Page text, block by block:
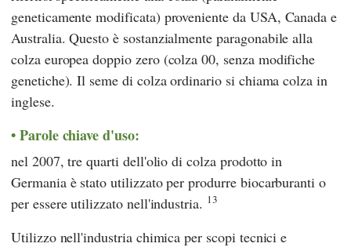
geneticamente modificata) proveniente da USA, Canada e
Australia. Questo è sostanzialmente paragonabile alla
colza europea doppio zero (colza 00, senza modifiche
genetiche). Il seme di colza ordinario si chiama colza in
inglese.
Parole chiave d'uso:
nel 2007, tre quarti dell'olio di colza prodotto in
Germania è stato utilizzato per produrre biocarburanti o
per essere utilizzato nell'industria. 13
Utilizzo nell'industria chimica per scopi tecnici e